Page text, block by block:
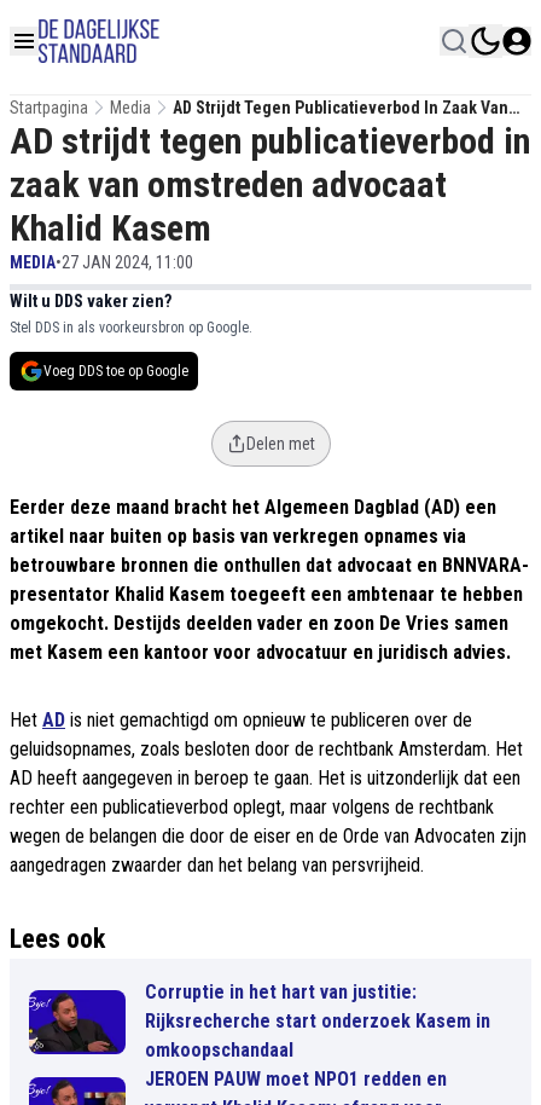
Startpagina Media
AD Strijdt Tegen Publicatieverbod In Zaak Van
Omstreden Advocaat Khalid Kasem
AD strijdt tegen publicatieverbod in
zaak van omstreden advocaat
Khalid Kasem
MEDIA•27 JAN 2024, 11:00
Wilt u DDS vaker zien?
Stel DDS in als voorkeursbron op Google.
Voeg DDS toe op Google
Delen met
Eerder deze maand bracht het Algemeen Dagblad (AD) een
artikel naar buiten op basis van verkregen opnames via
betrouwbare bronnen die onthullen dat advocaat en BNNVARA-
presentator Khalid Kasem toegeeft een ambtenaar te hebben
omgekocht. Destijds deelden vader en zoon De Vries samen
met Kasem een kantoor voor advocatuur en juridisch advies.
Het AD is niet gemachtigd om opnieuw te publiceren over de
geluidsopnames, zoals besloten door de rechtbank Amsterdam. Het
AD heeft aangegeven in beroep te gaan. Het is uitzonderlijk dat een
rechter een publicatieverbod oplegt, maar volgens de rechtbank
wegen de belangen die door de eiser en de Orde van Advocaten zijn
aangedragen zwaarder dan het belang van persvrijheid.
Lees ook
Corruptie in het hart van justitie:
Rijksrecherche start onderzoek Kasem in
omkoopschandaal
JEROEN PAUW moet NPO1 redden en